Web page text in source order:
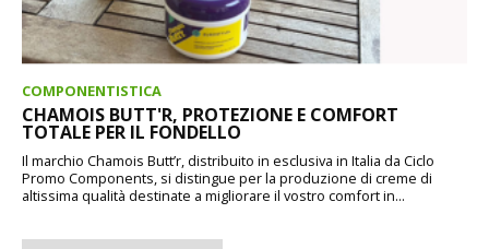
COMPONENTISTICA
CHAMOIS BUTT'R, PROTEZIONE E COMFORT
TOTALE PER IL FONDELLO
Il marchio Chamois Butt’r, distribuito in esclusiva in Italia da Ciclo
Promo Components, si distingue per la produzione di creme di
altissima qualità destinate a migliorare il vostro comfort in...